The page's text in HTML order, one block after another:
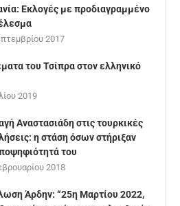
Εκλογές με προδιαγραμμένο
2017
του Τσίπρα στον ελληνικό
2019
Αναστασιάδη στις τουρκικές
η στάση όσων στήριξαν
του
2018
Άρδην: “25η Μαρτίου 2022,